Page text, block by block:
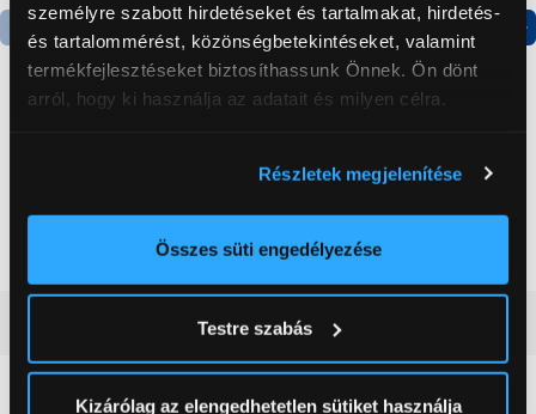
személyre szabott hirdetéseket és tartalmakat, hirdetés-
és tartalommérést, közönségbetekintéseket, valamint
termékfejlesztéseket biztosíthassunk Önnek. Ön dönt
arról, hogy ki használja az adatait és milyen célra.
elhelyezkedéséről pár méteres pontossággal
Az Ön készülékén beazonosítása annak konkrét
módjairól és adja meg preferenciáit aRészletek
pontban. Bármikor módosíthatja vagy visszavonhatja a
Sütinyilatkozathoz való hozzájárulását.
Részletek megjelenítése
Összes süti engedélyezése
Testre szabás
Kizárólag az elengedhetetlen sütiket használja
199 999 Ft
Termék adatlap
Alulfagyasztós
179 999 Ft
(0)